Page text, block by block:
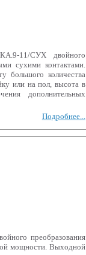
11/СУХ двойного
сухими контактами.
большого количества
или на пол, высота в
дополнительных
Подробнее...
преобразования
мощности. Выходной